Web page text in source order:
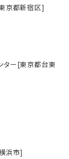
京都新宿区]
ター[東京都台東
浜市]